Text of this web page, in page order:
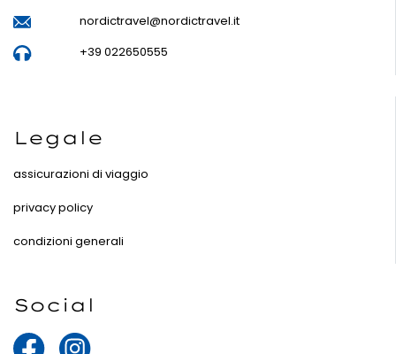
nordictravel@nordictravel.it
+39 022650555
Legale
assicurazioni di viaggio
privacy policy
condizioni generali
Social